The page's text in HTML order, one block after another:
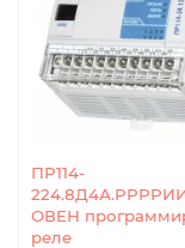
ПР114-
ОВЕН
реле